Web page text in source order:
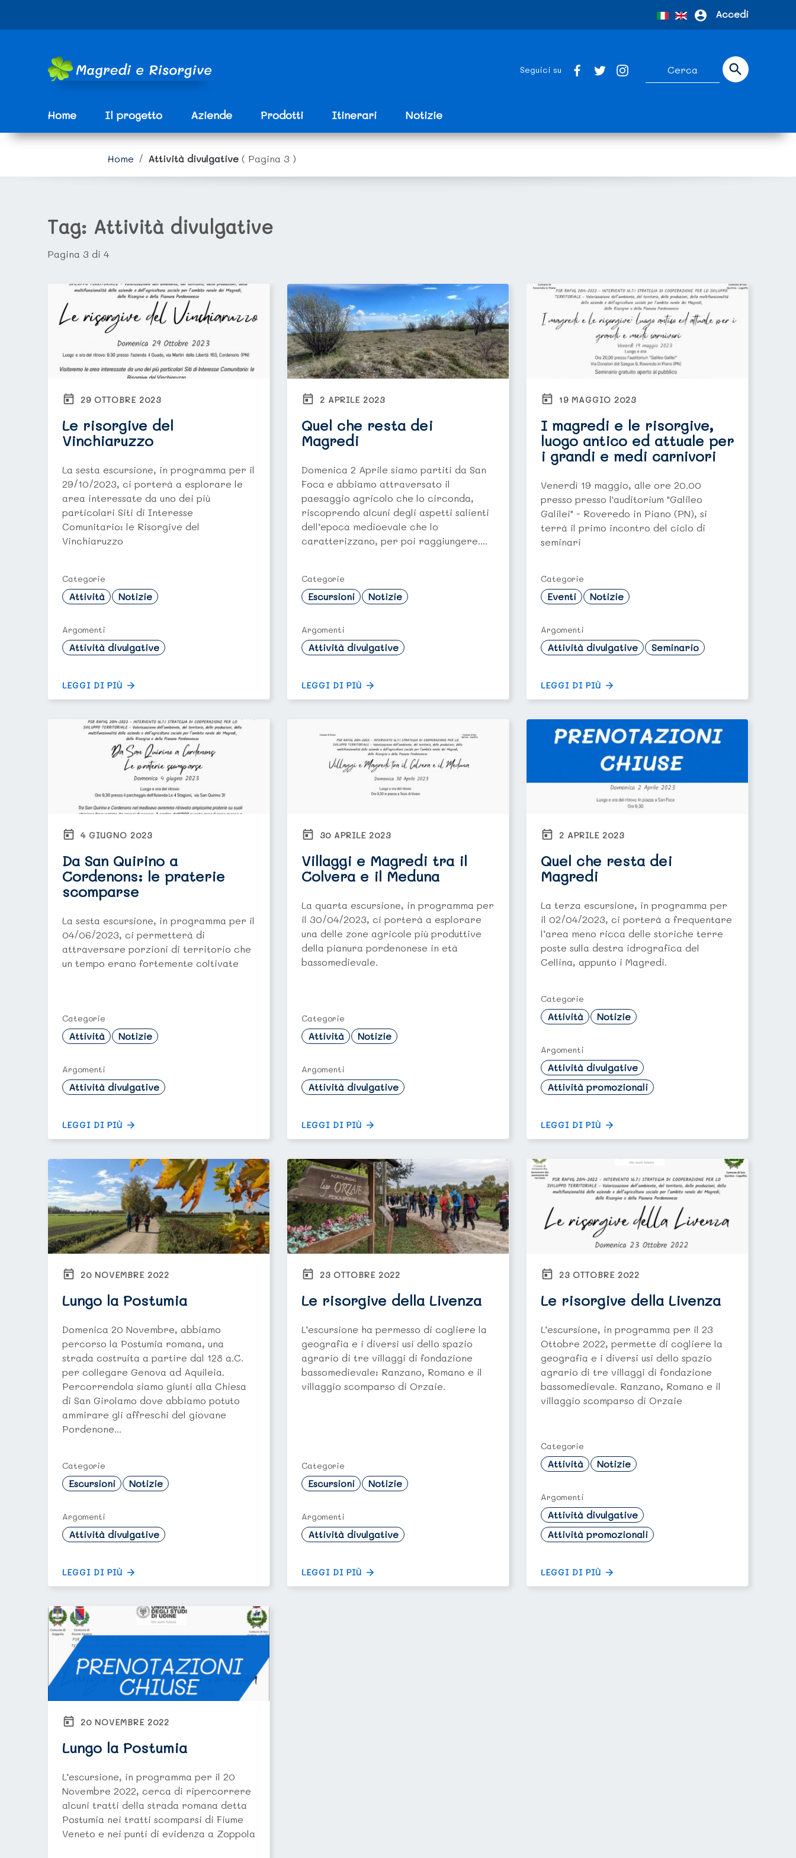
Accedi
Seguici su
Home Il progetto Aziende Prodotti Itinerari Notizie
Home / Attività divulgative( Pagina 3 )
Tag: Attività divulgative
Pagina 3 di 4
29 OTTOBRE 2023
Le risorgive del
Vinchiaruzzo​
La sesta escursione, in programma per il
29/10/2023, ci porterà a esplorare le
area interessate da uno dei più
particolari Siti di Interesse
Comunitario: le Risorgive del
Vinchiaruzzo
Categorie
Attività Notizie
Argomenti
Attività divulgative
LEGGI DI PIÙ
2 APRILE 2023
Quel che resta dei
Magredi
Domenica 2 Aprile siamo partiti da San
Foca e abbiamo attraversato il
paesaggio agricolo che lo circonda,
riscoprendo alcuni degli aspetti salienti
dell’epoca medioevale che lo
caratterizzano, per poi raggiungere....
Categorie
Escursioni Notizie
Argomenti
Attività divulgative
LEGGI DI PIÙ
19 MAGGIO 2023
I magredi e le risorgive,
luogo antico ed attuale per
i grandi e medi carnivori
Venerdì 19 maggio, alle ore 20.00
presso presso l'auditorium "Galileo
Galilei" - Roveredo in Piano (PN), si
terrà il primo incontro del ciclo di
seminari
Categorie
Eventi Notizie
Argomenti
Attività divulgative Seminario
LEGGI DI PIÙ
4 GIUGNO 2023
Da San Quirino a
Cordenons: le praterie
scomparse
La sesta escursione, in programma per il
04/06/2023, ci permetterà di
attraversare porzioni di territorio che
un tempo erano fortemente coltivate
Categorie
Attività Notizie
Argomenti
Attività divulgative
LEGGI DI PIÙ
30 APRILE 2023
Villaggi e Magredi tra il
Colvera e il Meduna
La quarta escursione, in programma per
il 30/04/2023, ci porterà a esplorare
una delle zone agricole più produttive
della pianura pordenonese in età
bassomedievale.
Categorie
Attività Notizie
Argomenti
Attività divulgative
LEGGI DI PIÙ
2 APRILE 2023
Quel che resta dei
Magredi
La terza escursione, in programma per
il 02/04/2023, ci porterà a frequentare
l’area meno ricca delle storiche terre
poste sulla destra idrografica del
Cellina, appunto i Magredi.
Categorie
Attività Notizie
Argomenti
Attività divulgative
Attività promozionali
LEGGI DI PIÙ
20 NOVEMBRE 2022
Lungo la Postumia
Domenica 20 Novembre, abbiamo
percorso la Postumia romana, una
strada costruita a partire dal 128 a.C.
per collegare Genova ad Aquileia.
Percorrendola siamo giunti alla Chiesa
di San Girolamo dove abbiamo potuto
ammirare gli affreschi del giovane
Pordenone...
Categorie
Escursioni Notizie
Argomenti
Attività divulgative
LEGGI DI PIÙ
23 OTTOBRE 2022
Le risorgive della Livenza
L’escursione ha permesso di cogliere la
geografia e i diversi usi dello spazio
agrario di tre villaggi di fondazione
bassomedievale: Ranzano, Romano e il
villaggio scomparso di Orzaie.
Categorie
Escursioni Notizie
Argomenti
Attività divulgative
LEGGI DI PIÙ
23 OTTOBRE 2022
Le risorgive della Livenza
L’escursione, in programma per il 23
Ottobre 2022, permette di cogliere la
geografia e i diversi usi dello spazio
agrario di tre villaggi di fondazione
bassomedievale. Ranzano, Romano e il
villaggio scomparso di Orzaie
Categorie
Attività Notizie
Argomenti
Attività divulgative
Attività promozionali
LEGGI DI PIÙ
20 NOVEMBRE 2022
Lungo la Postumia
L’escursione, in programma per il 20
Novembre 2022, cerca di ripercorrere
alcuni tratti della strada romana detta
Postumia nei tratti scomparsi di Fiume
Veneto e nei punti di evidenza a Zoppola